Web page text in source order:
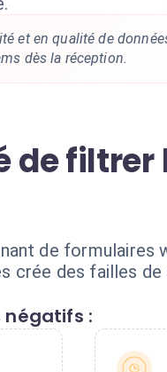
et en qualité de
dès la réception.
de
de
crée des failles
négatifs :